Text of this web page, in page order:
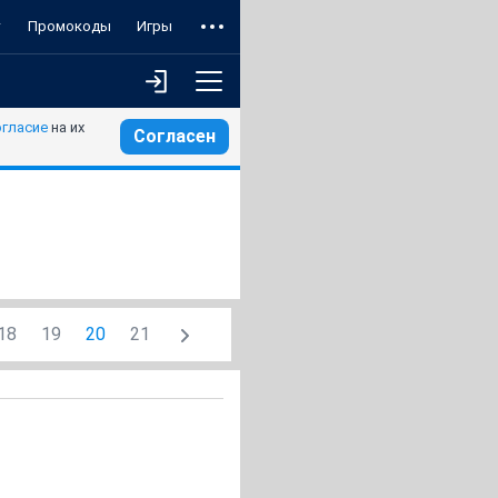
Промокоды Игры
на их Согласен
19 20 21